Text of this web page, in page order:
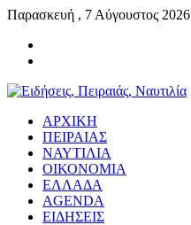
Παρασκευή , 7 Αύγουστος 2026
ΑΡΧΙΚΗ
ΠΕΙΡΑΙΑΣ
ΝΑΥΤΙΛΙΑ
ΟΙΚΟΝΟΜΙΑ
ΕΛΛΑΔΑ
AGENDA
ΕΙΔΗΣΕΙΣ